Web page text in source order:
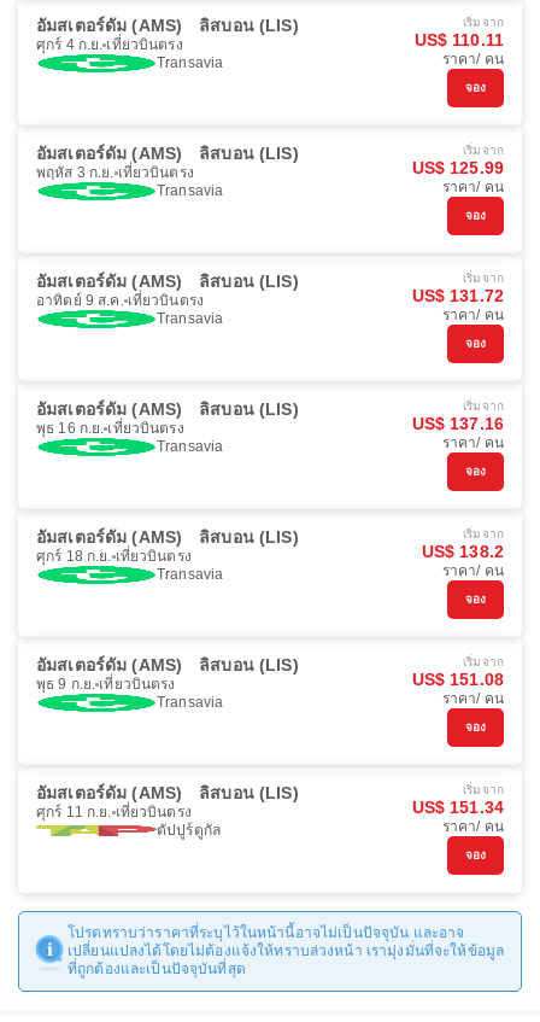
อัมสเตอร์ดัม (AMS) ลิสบอน (LIS)
ศุกร์ 4 ก.ย. เที่ยวบินตรง
Transavia
เริ่มจาก
US$ 110.11
ราคา/ คน
จอง
อัมสเตอร์ดัม (AMS) ลิสบอน (LIS)
พฤหัส 3 ก.ย. เที่ยวบินตรง
Transavia
เริ่มจาก
US$ 125.99
ราคา/ คน
จอง
อัมสเตอร์ดัม (AMS) ลิสบอน (LIS)
อาทิตย์ 9 ส.ค. เที่ยวบินตรง
Transavia
เริ่มจาก
US$ 131.72
ราคา/ คน
จอง
อัมสเตอร์ดัม (AMS) ลิสบอน (LIS)
พุธ 16 ก.ย. เที่ยวบินตรง
Transavia
เริ่มจาก
US$ 137.16
ราคา/ คน
จอง
อัมสเตอร์ดัม (AMS) ลิสบอน (LIS)
ศุกร์ 18 ก.ย. เที่ยวบินตรง
Transavia
เริ่มจาก
US$ 138.2
ราคา/ คน
จอง
อัมสเตอร์ดัม (AMS) ลิสบอน (LIS)
พุธ 9 ก.ย. เที่ยวบินตรง
Transavia
เริ่มจาก
US$ 151.08
ราคา/ คน
จอง
อัมสเตอร์ดัม (AMS) ลิสบอน (LIS)
ศุกร์ 11 ก.ย. เที่ยวบินตรง
ตัปปูร์ตูกัล
เริ่มจาก
US$ 151.34
ราคา/ คน
จอง
โปรดทราบว่าราคาที่ระบุไว้ในหน้านี้อาจไม่เป็นปัจจุบัน และอาจ
เปลี่ยนแปลงได้โดยไม่ต้องแจ้งให้ทราบล่วงหน้า เรามุ่งมั่นที่จะให้ข้อมูล
ที่ถูกต้องและเป็นปัจจุบันที่สุด